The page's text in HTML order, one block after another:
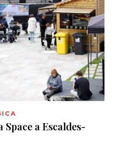
Space a Escaldes-